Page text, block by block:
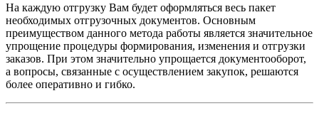
На каждую отгрузку Вам будет оформляться весь пакет
необходимых отгрузочных документов. Основным
преимуществом данного метода работы является значительное
упрощение процедуры формирования, изменения и отгрузки
заказов. При этом значительно упрощается документооборот,
а вопросы, связанные с осуществлением закупок, решаются
более оперативно и гибко.